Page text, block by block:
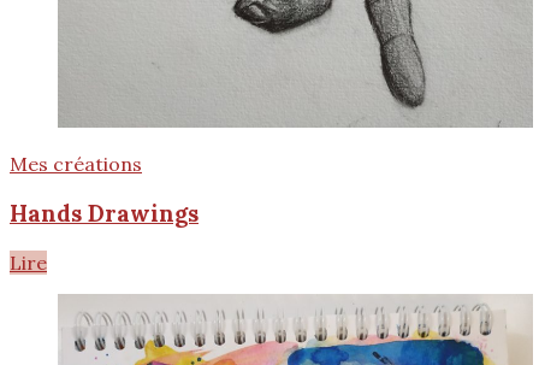
Mes créations
Hands Drawings
Lire